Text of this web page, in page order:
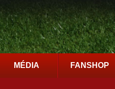
MÉDIA FANSHOP